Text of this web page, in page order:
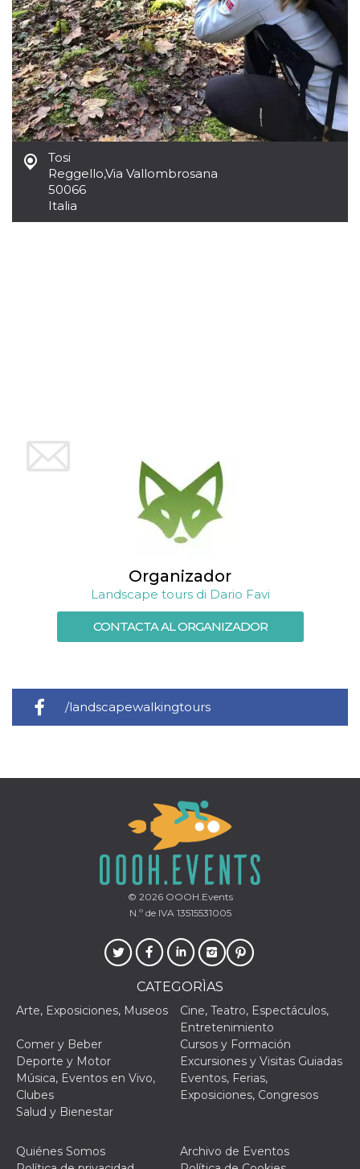
Tosi
Reggello,Via Vallombrosana
50066
Italia
Organizador
Landscape tours di Dario Favi
CONTACTA AL ORGANIZADOR
/landscapewalkingtours
© 2026OOOH.Events
N.º de IVA 13515531005
CATEGORÌAS
Arte, Exposiciones, Museos
Cine, Teatro, Espectáculos,
Entretenimiento
Comer y Beber
Cursos y Formación
Deporte y Motor
Excursiones y Visitas Guiadas
Música, Eventos en Vivo,
Clubes
Eventos, Ferias,
Exposiciones, Congresos
Salud y Bienestar
Quiénes Somos
Archivo de Eventos